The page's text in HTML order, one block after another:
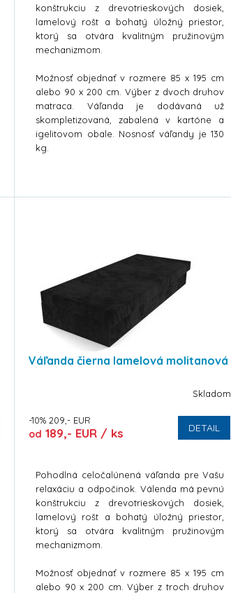
konštrukciu z drevotrieskových dosiek,
lamelový rošt a bohatý úložný priestor,
ktorý sa otvára kvalitným pružinovým
mechanizmom.
Možnosť objednať v rozmere 85 x 195 cm
alebo 90 x 200 cm. Výber z dvoch druhov
matraca. Váľanda je dodávaná už
skompletizovaná, zabalená v kartóne a
igelitovom obale. Nosnosť váľandy je 130
kg.
Váľanda čierna lamelová molitanová
Skladom
-10% 209,- EUR
od 189,- EUR / ks DETAIL
Pohodlná celočalúnená váľanda pre Vašu
relaxáciu a odpočinok. Válenda má pevnú
konštrukciu z drevotrieskových dosiek,
lamelový rošt a bohatý úložný priestor,
ktorý sa otvára kvalitným pružinovým
mechanizmom.
Možnosť objednať v rozmere 85 x 195 cm
alebo 90 x 200 cm. Výber z troch druhov